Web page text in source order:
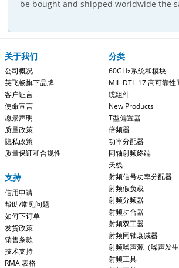
be bought and shipped worldwide the
关于我们
公司概况
英飞畅旗下品牌
客户证言
使命宣言
愿景声明
质量政策
隐私政策
质量保证和合规性
支持
信用申请
帮助/常见问题
如何下订单
发货政策
销售条款
技术支持
RMA 表格
分类
60GHz系统和模块
MIL-DTL-17 高可靠性
缆组件
New Products
T型偏置器
倍频器
功率分配器
同轴射频终端
天线
射频信号功率分配器
射频假负载
射频分频器
射频功合器
射频双工器
射频同轴衰减器
射频噪声源（噪声发生
射频工具